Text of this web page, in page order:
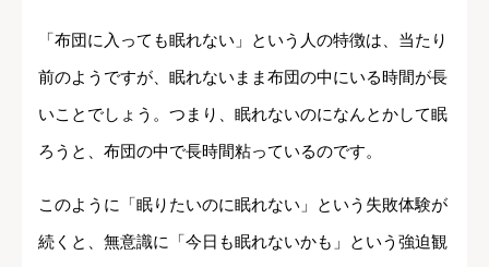
「布団に入っても眠れない」という人の特徴は、当たり
前のようですが、眠れないまま布団の中にいる時間が長
いことでしょう。つまり、眠れないのになんとかして眠
ろうと、布団の中で長時間粘っているのです。
このように「眠りたいのに眠れない」という失敗体験が
続くと、無意識に「今日も眠れないかも」という強迫観